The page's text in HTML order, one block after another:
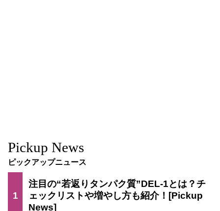
Pickup News
ピックアップニュース
1
注目の“若返りタンパク質”DEL-1とは？チ
ェックリストや増やし方も紹介！